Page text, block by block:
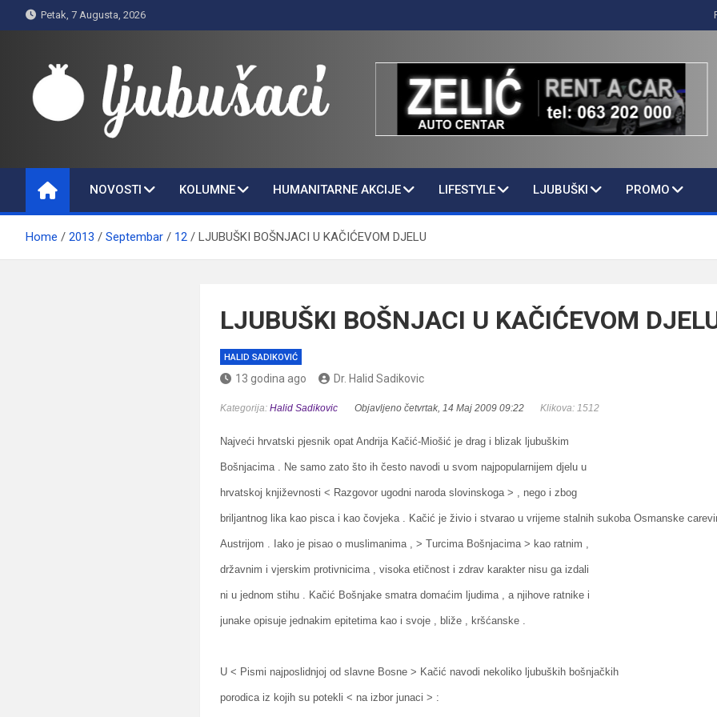
to
Petak, 7 Augusta, 2026
Ljubušaci
NOVOSTI KOLUMNE HUMANITARNE AKCIJE LIFESTYLE LJUBUŠKI PROMO
Home 2013 Septembar 12 LJUBUŠKI BOŠNJACI U KAČIĆEVOM DJELU
LJUBUŠKI BOŠNJACI U KAČIĆEVOM
HALID SADIKOVIĆ
13 godina ago Dr. Halid Sadikovic
Kategorija:Halid Sadikovic Objavljeno četvrtak, 14 Maj 2009 09:22 Klikova: 1512
Najveći hrvatski pjesnik opat Andrija Kačić-Miošić je drag i blizak ljubuškim
Bošnjacima . Ne samo zato što ih često navodi u svom najpopularnijem djelu u
hrvatskoj književnosti < Razgovor ugodni naroda slovinskoga > , nego i zbog
briljantnog lika kao pisca i kao čovjeka . Kačić je živio i stvarao u vrijeme stalnih sukoba Osmanske
Austrijom . Iako je pisao o muslimanima , > Turcima Bošnjacima > kao ratnim ,
državnim i vjerskim protivnicima , visoka etičnost i zdrav karakter nisu ga izdali
ni u jednom stihu . Kačić Bošnjake smatra domaćim ljudima , a njihove ratnike i
junake opisuje jednakim epitetima kao i svoje , bliže , kršćanske .
U < Pismi najposlidnjoj od slavne Bosne > Kačić navodi nekoliko ljubuških bošnjačkih
porodica iz kojih su potekli < na izbor junaci > :